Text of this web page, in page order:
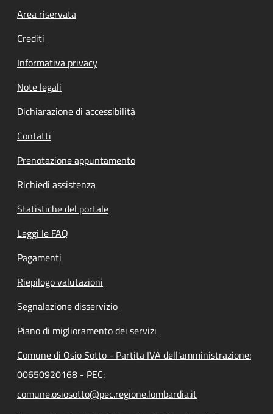
Footer menu
Area riservata
Crediti
Informativa privacy
Note legali
Dichiarazione di accessibilità
Contatti
Prenotazione appuntamento
Richiedi assistenza
Statistiche del portale
Leggi le FAQ
Pagamenti
Riepilogo valutazioni
Segnalazione disservizio
Piano di miglioramento dei servizi
Comune di Osio Sotto - Partita IVA dell'amministrazione:
00650920168 - PEC:
comune.osiosotto@pec.regione.lombardia.it